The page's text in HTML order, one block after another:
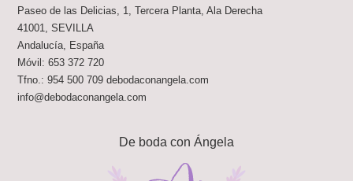
Paseo de las Delicias, 1, Tercera Planta, Ala Derecha
41001
,SEVILLA
Andalucía
España
Móvil:653 372 720
Tfno.:954 500 709 debodaconangela.com
info@debodaconangela.com
De boda con Ángela